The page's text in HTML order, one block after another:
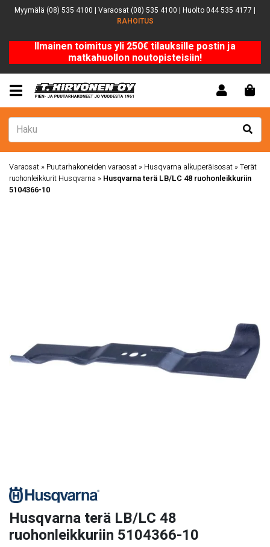
Myymälä (08) 535 4100 | Varaosat (08) 535 4100 | Huolto 044 535 4177 |
RAHOITUS
Ilmainen toimitus yli 250€ tilauksille postin ja
matkahuollon noutopisteisiin!
Varaosat » Puutarhakoneiden varaosat » Husqvarna alkuperäisosat »Terät
ruohonleikkurit Husqvarna » Husqvarna terä LB/LC 48 ruohonleikkuriin
5104366-10
Husqvarna terä LB/LC 48
ruohonleikkuriin 5104366-10